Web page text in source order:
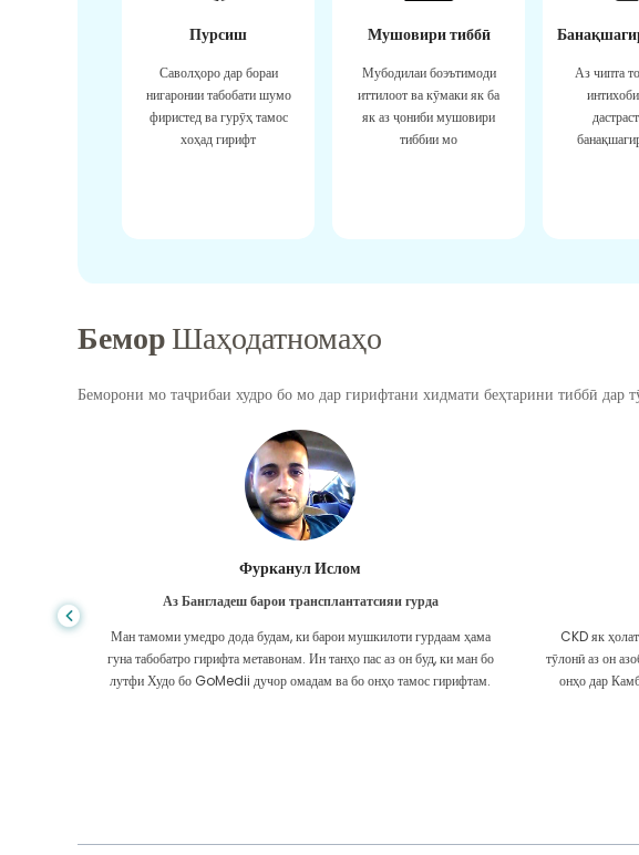
Пурсиш
Саволҳоро дар бораи
нигаронии табобати шумо
фиристед ва гурӯҳ тамос
хоҳад гирифт
Мушовири тиббӣ
Мубодилаи боэътимоди
иттилоот ва кӯмаки як ба
як аз ҷониби мушовири
тиббии мо
Аз чипта
БеморШаҳодатномаҳо
Беморони мо таҷрибаи худро бо мо дар гирифтани хидмати беҳтарини тиббӣ дар
Фурканул Ислом
Аз Бангладеш барои трансплантатсияи гурда
Ман тамоми умедро дода будам, ки барои мушкилоти гурдаам ҳама
гуна табобатро гирифта метавонам. Ин танҳо пас аз он буд, ки ман бо
лутфи Худо бо GoMedii дучор омадам ва бо онҳо тамос гирифтам.
CKD як
тӯлонӣ аз он
онҳо дар